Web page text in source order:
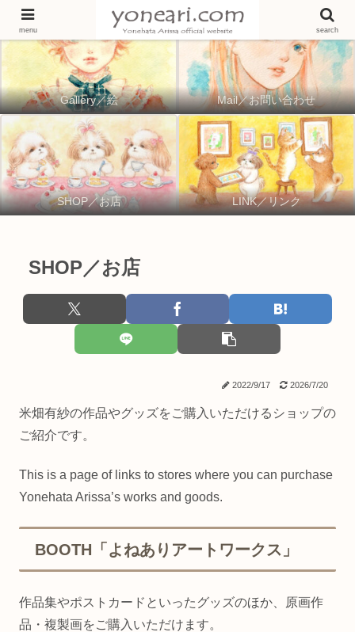
Gallery／絵 Mail／お問い合わせ
SHOP／お店 LINK／リンク
SHOP／お店
2022/9/17 2026/7/20
米畑有紗の作品やグッズをご購入いただけるショップの
ご紹介です。
This is a page of links to stores where you can purchase
Yonehata Arissa’s works and goods.
BOOTH「よねありアートワークス」
作品集やポストカードといったグッズのほか、原画作
品・複製画をご購入いただけます。
menu search